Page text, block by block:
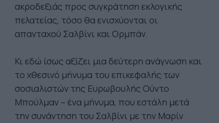
ακροδεξιάς προς συγκράτηση εκλογικής
πελατείας, τόσο θα ενισχύονται οι
απανταχού Σαλβίνι και Ορμπάν.
Κι εδώ ίσως αξίζει μια δεύτερη ανάγνωση και
το χθεσινό μήνυμα του επικεφαλής των
σοσιαλιστών της Ευρωβουλής Ούντο
Μπούλμαν – ένα μήνυμα, που εστάλη μετά
την συνάντηση του Σαλβίνι με την Μαρίν